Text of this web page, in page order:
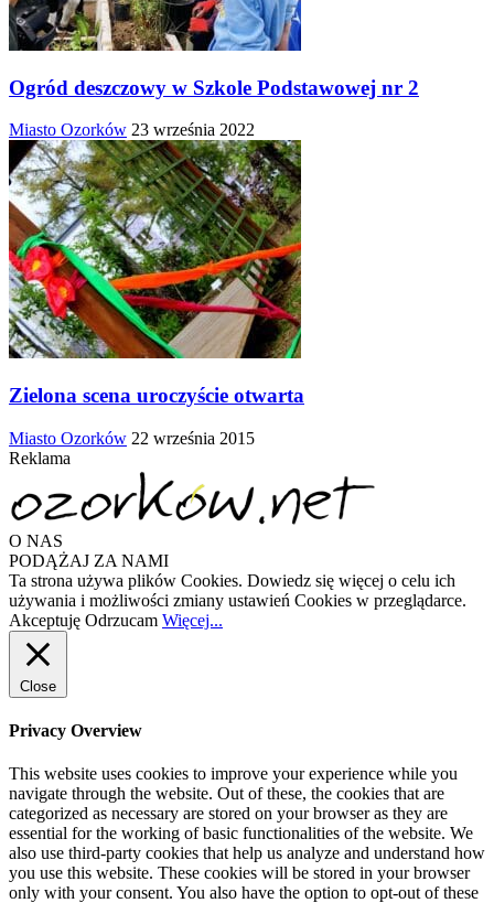
Ogród deszczowy w Szkole Podstawowej nr 2
Miasto Ozorków 23 września 2022
Zielona scena uroczyście otwarta
Miasto Ozorków 22 września 2015
Reklama
O NAS
PODĄŻAJ ZA NAMI
Ta strona używa plików Cookies. Dowiedz się więcej o celu ich
używania i możliwości zmiany ustawień Cookies w przeglądarce.
Akceptuję Odrzucam Więcej...
Close
Privacy Overview
This website uses cookies to improve your experience while you
navigate through the website. Out of these, the cookies that are
categorized as necessary are stored on your browser as they are
essential for the working of basic functionalities of the website. We
also use third-party cookies that help us analyze and understand how
you use this website. These cookies will be stored in your browser
only with your consent. You also have the option to opt-out of these